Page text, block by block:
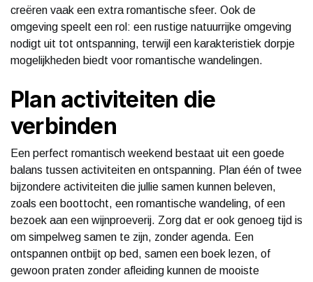
creëren vaak een extra romantische sfeer. Ook de
omgeving speelt een rol: een rustige natuurrijke omgeving
nodigt uit tot ontspanning, terwijl een karakteristiek dorpje
mogelijkheden biedt voor romantische wandelingen.
Plan activiteiten die
verbinden
Een perfect romantisch weekend bestaat uit een goede
balans tussen activiteiten en ontspanning. Plan één of twee
bijzondere activiteiten die jullie samen kunnen beleven,
zoals een boottocht, een romantische wandeling, of een
bezoek aan een wijnproeverij. Zorg dat er ook genoeg tijd is
om simpelweg samen te zijn, zonder agenda. Een
ontspannen ontbijt op bed, samen een boek lezen, of
gewoon praten zonder afleiding kunnen de mooiste